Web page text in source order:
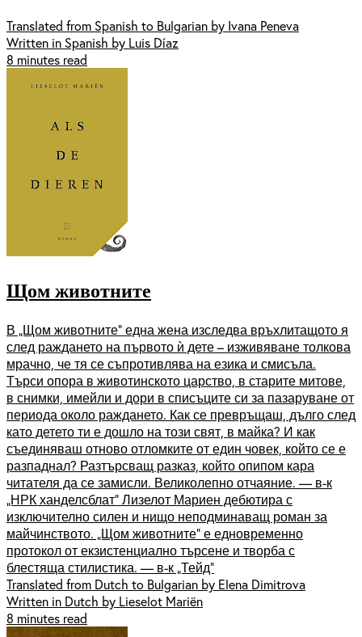
Translated from Spanish to Bulgarian by Ivana Peneva
Written in Spanish by Luis Díaz
8 minutes read
Щом животните
В „Щом животните” една жена изследва връхлитащото я
след раждането на първото ѝ дете – изживяване толкова
мрачно, че тя се съпротивлява на езика и смисъла.
Търси опора в животинското царство, в старите митове,
в снимки, имейли и дори в списъците си за пазаруване от
периода около раждането. Как се превръщаш, дълго след
като детето ти е дошло на този свят, в майка? И как
съединяваш отново отломките от един човек, който се е
разпаднал? Разтърсващ разказ, който опипом кара
читателя да се замисли. Великолепно отчаяние. — в-к
„НРК ханделсблат” Лизелот Мариен дебютира с
изключително силен и нищо неподминаващ роман за
майчинството. „Щом животните” е едновременно
протокол от екзистенциално търсене и творба с
блестяща стилистика. — в-к „Тейд”
Translated from Dutch to Bulgarian by Elena Dimitrova
Written in Dutch by Lieselot Mariën
8 minutes read